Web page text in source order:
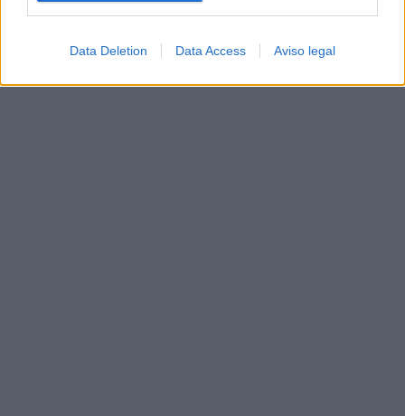
Data Deletion Data Access Aviso legal